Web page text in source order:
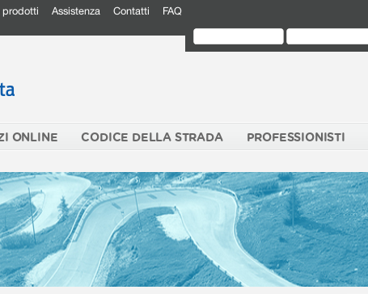
prodotti Assistenza Contatti FAQ
ONLINE CODICE DELLA STRADA PROFESSIONISTI